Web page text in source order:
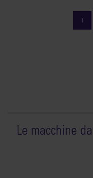
1
Le macchine